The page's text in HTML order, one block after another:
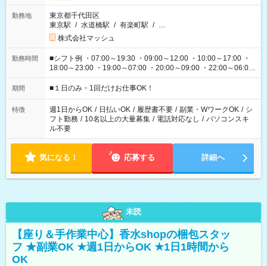
勤務地
東京都千代田区
東京駅 / 水道橋駅 / 有楽町駅 / …
株式会社マッシュ
勤務時間
■シフト例 ・07:00～19:30 ・09:00～12:00 ・10:00～17:00 ・
18:00～23:00 ・19:00～07:00 ・20:00～09:00 ・22:00～06:00
etc ★最短で3時間で5,120円のお仕事から 15時間で2万円近く稼
げるお仕事も！ ご希望のお時間に合わせてご紹介！ ※シフトは
ください！
期間 ■１日のみ・1回だけお仕事OK！
特徴 週1日からOK / 日払いOK / 履歴書不要 / 副業・WワークOK / シ
フト勤務 / 10名以上の大量募集 / 電話対応なし / パソコンスキ
ル不要
気になる！ 応募する 詳細へ
未読
【座り＆手作業中心】香水shopの梱包スタッ
フ ★副業OK ★週1日からOK ★1日1時間から
OK